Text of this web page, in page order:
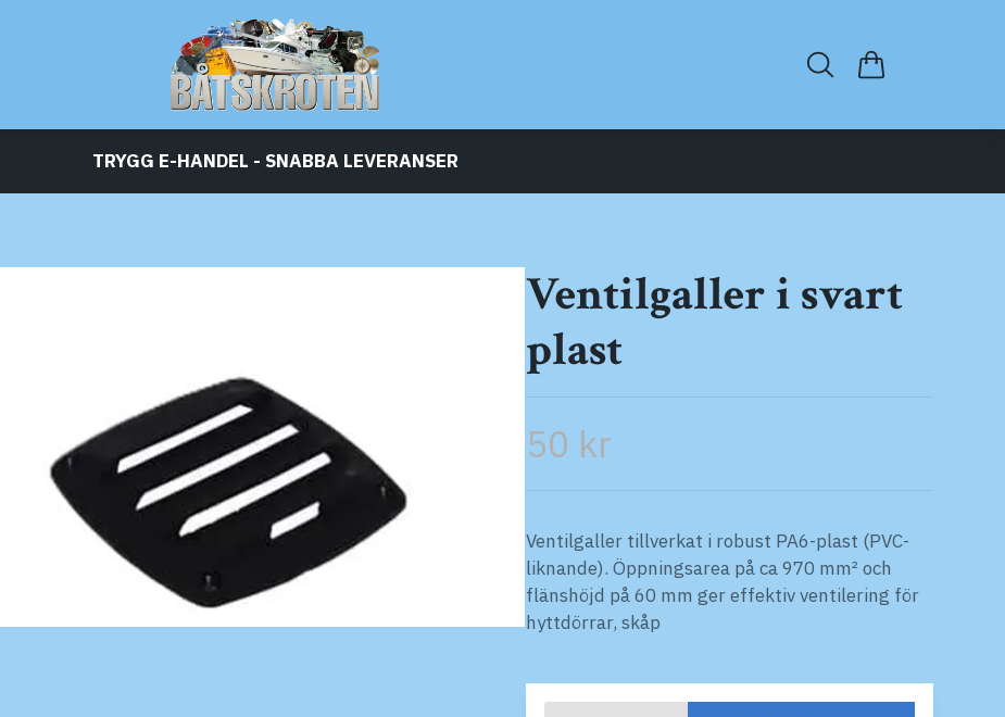
TRYGG E-HANDEL - SNABBA LEVERANSER
Ventilgaller i svart
plast
50 kr
Ventilgaller tillverkat i robust PA6-plast (PVC-
liknande). Öppningsarea på ca 970 mm² och
flänshöjd på 60 mm ger effektiv ventilering för
hyttdörrar, skåp